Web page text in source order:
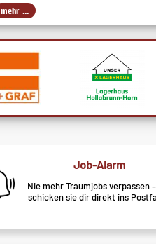
mehr ...
Job-Alarm
Nie mehr Traumjobs verpassen
schicken sie dir direkt ins